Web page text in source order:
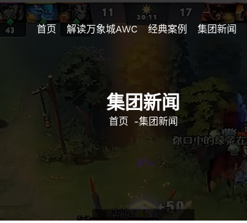
首页 解读万象城AWC 经典案例 集团新闻
集团新闻
首页 -集团新闻